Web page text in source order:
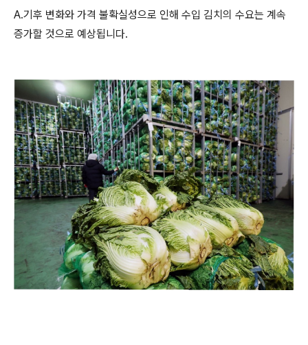
A.기후 변화와 가격 불확실성으로 인해 수입 김치의 수요는 계속
증가할 것으로 예상됩니다.